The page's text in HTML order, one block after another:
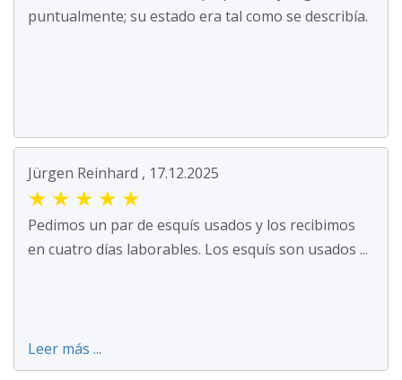
puntualmente; su estado era tal como se describía.
Jürgen Reinhard , 17.12.2025
★ ★ ★ ★ ★
Pedimos un par de esquís usados y los recibimos
en cuatro días laborables. Los esquís son usados ...
Leer más ...